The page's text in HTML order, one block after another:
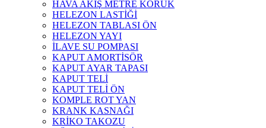
HAVA AKIŞ METRE KÖRÜK
HELEZON LASTİĞİ
HELEZON TABLASI ÖN
HELEZON YAYI
İLAVE SU POMPASI
KAPUT AMORTİSÖR
KAPUT AYAR TAPASI
KAPUT TELİ
KAPUT TELİ ÖN
KOMPLE ROT YAN
KRANK KASNAĞI
KRİKO TAKOZU